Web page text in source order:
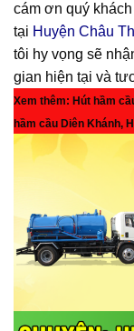
cám ơn quý
tại Huyện Châu
tôi hy vọng sẽ
gian hiện tại và
Xem thêm: Hút hầm
hầm cầu Diên Khánh,